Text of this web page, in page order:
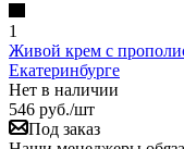
1
Живой крем с
Екатеринбурге
Нет в наличии
546 руб./шт
Под заказ